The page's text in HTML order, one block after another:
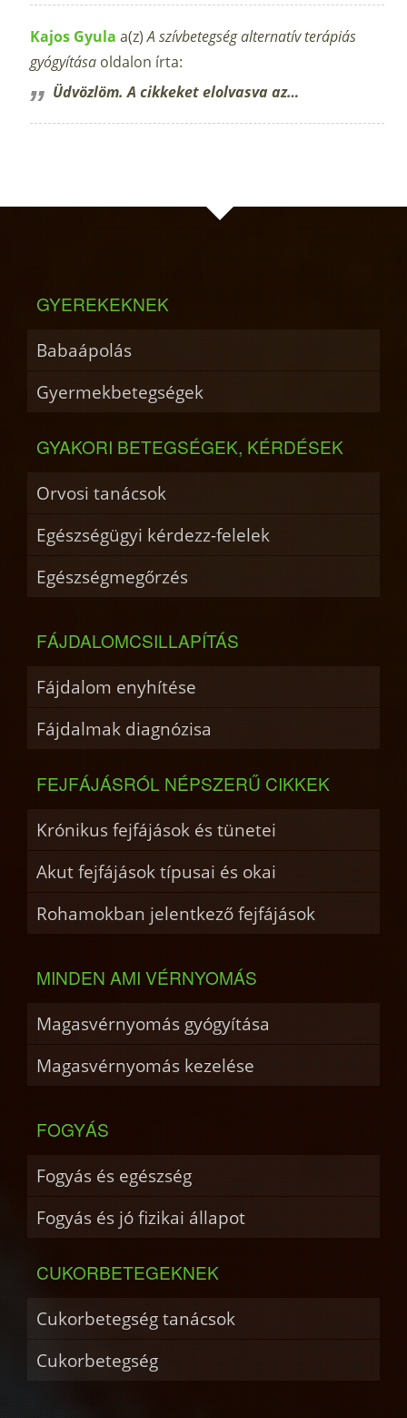
Kajos Gyula a(z)A szívbetegség alternatív terápiás
gyógyítása oldalon írta:
Üdvözlöm. A cikkeket elolvasva az…
GYEREKEKNEK
Babaápolás
Gyermekbetegségek
GYAKORI BETEGSÉGEK, KÉRDÉSEK
Orvosi tanácsok
Egészségügyi kérdezz-felelek
Egészségmegőrzés
FÁJDALOMCSILLAPÍTÁS
Fájdalom enyhítése
Fájdalmak diagnózisa
FEJFÁJÁSRÓL NÉPSZERŰ CIKKEK
Krónikus fejfájások és tünetei
Akut fejfájások típusai és okai
Rohamokban jelentkező fejfájások
MINDEN AMI VÉRNYOMÁS
Magasvérnyomás gyógyítása
Magasvérnyomás kezelése
FOGYÁS
Fogyás és egészség
Fogyás és jó fizikai állapot
CUKORBETEGEKNEK
Cukorbetegség tanácsok
Cukorbetegség